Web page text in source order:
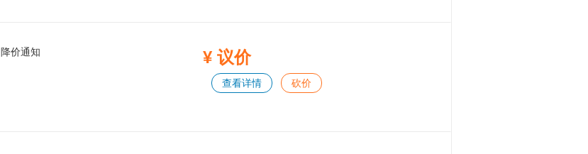
降价通知 ¥ 议价
查看详情 砍价